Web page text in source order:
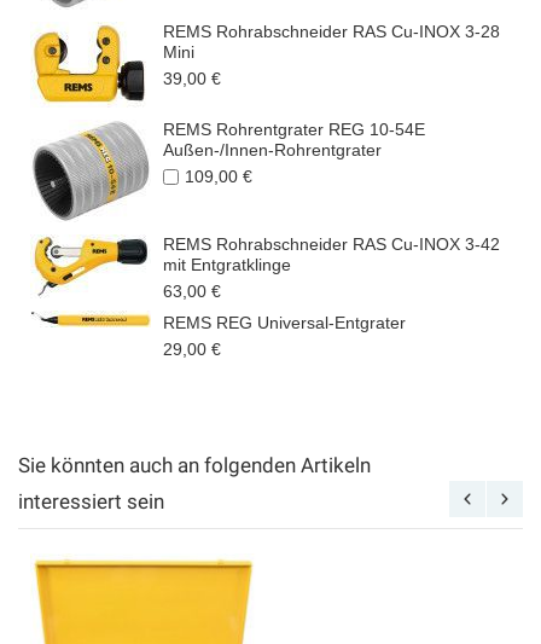
REMS Rohrabschneider RAS Cu-INOX 3-28
Mini
39,00 €
REMS Rohrentgrater REG 10-54E
Außen-/Innen-Rohrentgrater
109,00 €
REMS Rohrabschneider RAS Cu-INOX 3-42
mit Entgratklinge
63,00 €
REMS REG Universal-Entgrater
29,00 €
Sie könnten auch an folgenden Artikeln
interessiert sein